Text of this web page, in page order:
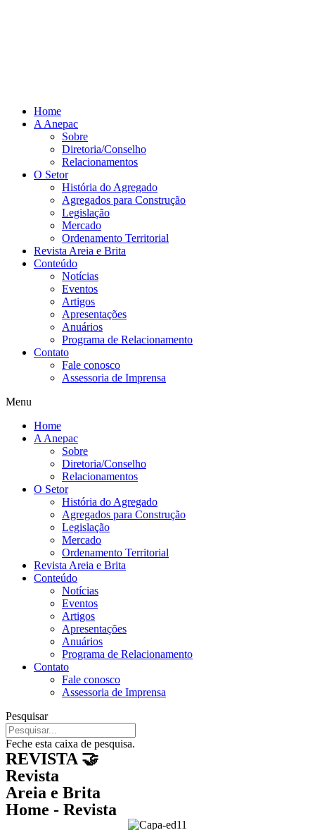
Home
A Anepac
Sobre
Diretoria/Conselho
Relacionamentos
O Setor
História do Agregado
Agregados para Construção
Legislação
Mercado
Ordenamento Territorial
Revista Areia e Brita
Conteúdo
Notícias
Eventos
Artigos
Apresentações
Anuários
Programa de Relacionamento
Contato
Fale conosco
Assessoria de Imprensa
Menu
Home
A Anepac
Sobre
Diretoria/Conselho
Relacionamentos
O Setor
História do Agregado
Agregados para Construção
Legislação
Mercado
Ordenamento Territorial
Revista Areia e Brita
Conteúdo
Notícias
Eventos
Artigos
Apresentações
Anuários
Programa de Relacionamento
Contato
Fale conosco
Assessoria de Imprensa
Pesquisar
Feche esta caixa de pesquisa.
REVISTA 🤝
Revista
Areia e Brita
Home - Revista